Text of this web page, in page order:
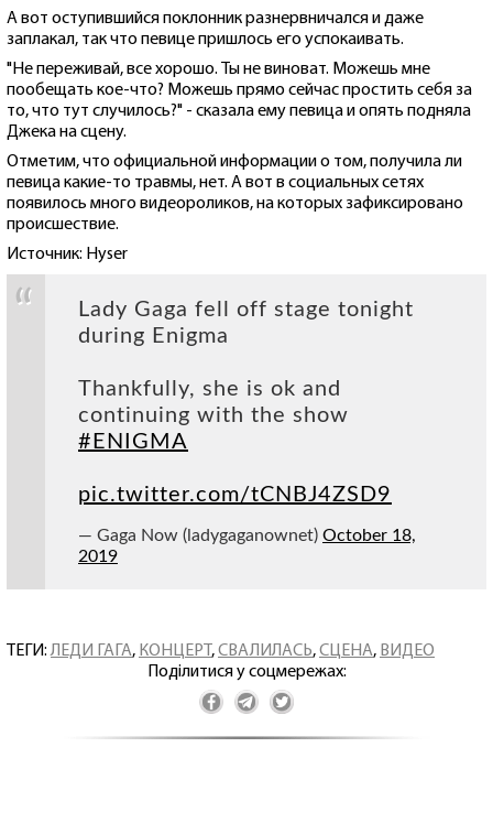
А вот оступившийся поклонник разнервничался и даже
заплакал, так что певице пришлось его успокаивать.
"Не переживай, все хорошо. Ты не виноват. Можешь мне
пообещать кое-что? Можешь прямо сейчас простить себя за
то, что тут случилось?" - сказала ему певица и опять подняла
Джека на сцену.
Отметим, что официальной информации о том, получила ли
певица какие-то травмы, нет. А вот в социальных сетях
появилось много видеороликов, на которых зафиксировано
происшествие.
Источник: Hyser
Lady Gaga fell off stage tonight
during Enigma
Thankfully, she is ok and
continuing with the show
#ENIGMA
pic.twitter.com/tCNBJ4ZSD9
— Gaga Now (ladygaganownet) October 18,
2019
ТЕГИ:ЛЕДИ ГАГА, КОНЦЕРТ,СВАЛИЛАСЬ,СЦЕНА, ВИДЕО
Поділитися у соцмережах: